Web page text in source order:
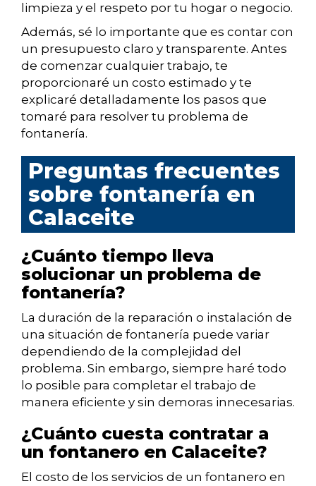
limpieza y el respeto por tu hogar o negocio.
Además, sé lo importante que es contar con
un presupuesto claro y transparente. Antes
de comenzar cualquier trabajo, te
proporcionaré un costo estimado y te
explicaré detalladamente los pasos que
tomaré para resolver tu problema de
fontanería.
Preguntas frecuentes
sobre fontanería en
Calaceite
¿Cuánto tiempo lleva
solucionar un problema de
fontanería?
La duración de la reparación o instalación de
una situación de fontanería puede variar
dependiendo de la complejidad del
problema. Sin embargo, siempre haré todo
lo posible para completar el trabajo de
manera eficiente y sin demoras innecesarias.
¿Cuánto cuesta contratar a
un fontanero en Calaceite?
El costo de los servicios de un fontanero en